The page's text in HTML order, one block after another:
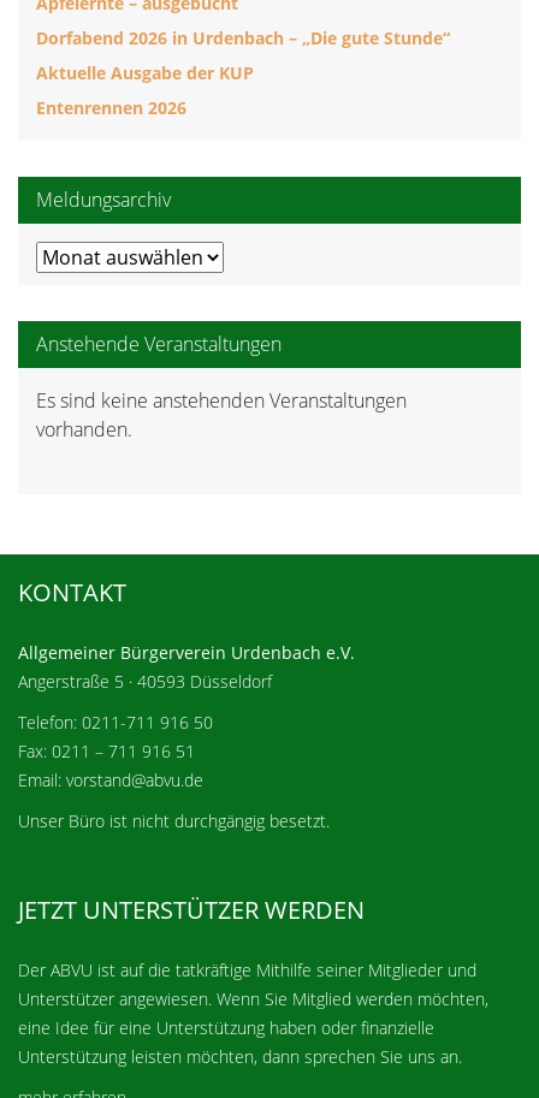
Dorfabend 2026 in Urdenbach – „Die gute Stunde“
Aktuelle Ausgabe der KUP
Entenrennen 2026
Meldungsarchiv
Meldungsarchiv
Anstehende Veranstaltungen
Hinweis
Es sind keine anstehenden Veranstaltungen
vorhanden.
KONTAKT
Allgemeiner Bürgerverein Urdenbach e.V.
Angerstraße 5 · 40593 Düsseldorf
Telefon: 0211-711 916 50
Fax: 0211 – 711 916 51
Email: vorstand@abvu.de
Unser Büro ist nicht durchgängig besetzt.
JETZT UNTERSTÜTZER WERDEN
Der ABVU ist auf die tatkräftige Mithilfe seiner Mitglieder und
Unterstützer angewiesen. Wenn Sie Mitglied werden möchten,
eine Idee für eine Unterstützung haben oder finanzielle
Unterstützung leisten möchten, dann sprechen Sie uns an.